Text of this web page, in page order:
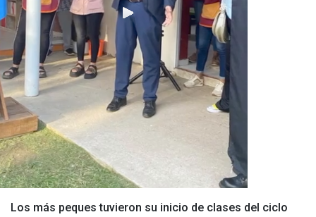
Los más peques tuvieron su inicio de clases del ciclo